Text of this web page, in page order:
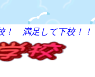
！ 満足して下校！！